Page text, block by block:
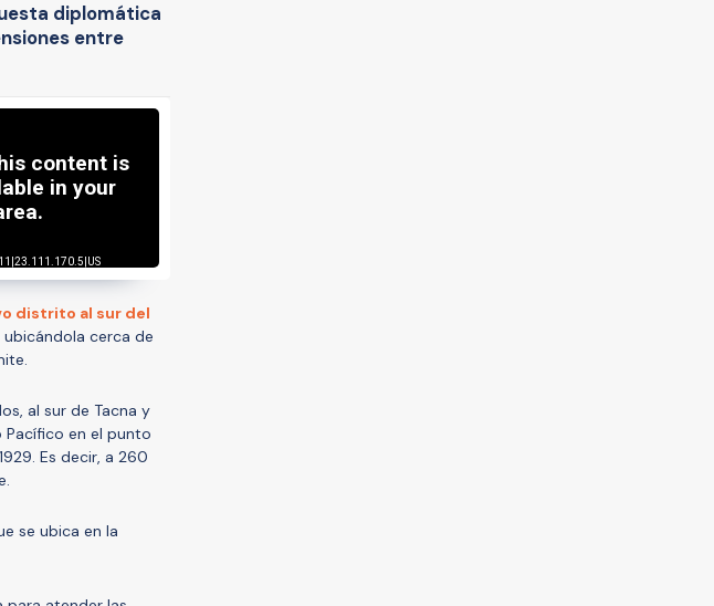
diplomática
entre
distrito al sur del
ubicándola cerca de
al sur de Tacna y
Pacífico en el punto
Es decir, a 260
se ubica en la